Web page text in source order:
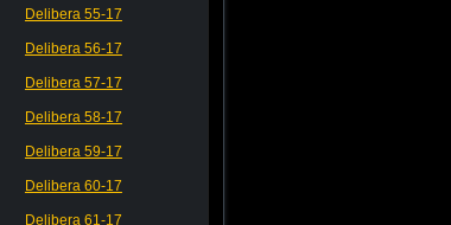
Delibera 55-17
Delibera 56-17
Delibera 57-17
Delibera 58-17
Delibera 59-17
Delibera 60-17
Delibera 61-17